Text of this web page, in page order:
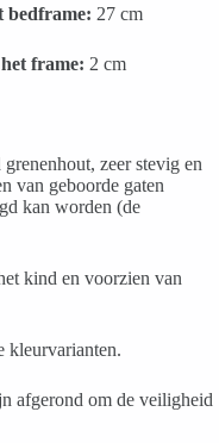
bedframe: 27 cm
frame: 2 cm
zeer stevig en
van geboorde gaten
kan worden (de
kind en voorzien van
kleurvarianten.
afgerond om de veiligheid